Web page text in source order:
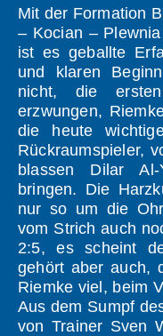
Mit der Formation
– Kocian –
ist es geballte
und klaren
nicht, die
erzwungen,
die heute
Rückraumspieler,
blassen Dilar
bringen. Die
nur so um die
vom Strich auch
2:5, es scheint
gehört aber auch,
Riemke viel, beim
Aus dem Sumpf
von Trainer Sven